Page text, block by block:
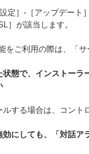
定］-［アップデー
］が該当します。
をご利用の際は、「
態で、インストー
する場合は、コン
効にしても、「対話